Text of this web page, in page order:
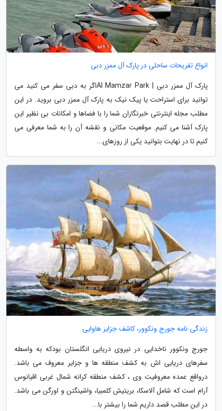
انواع تفریحات ساحلی در پارک آل ممزر دبی
پارک آل ممزر دبی | Al Mamzar Parkاگر به دبی سفر می کنید می
توانید برای استراحت یا پیک نیک به پارک آل ممزر دبی بروید. در این
مطلب مجله اینترنتی خبرنگاران شما را با فضاها و امکانات بی نظیر این
پارک آشنا می کنیم. موقعیت مکانی و نقشه آن را به شما معرفی می
کنیم تا در نهایت بتوانید یکی از روزهای...
زندگی نامه جورج ونکوور، کاشف جزایر هاوایی
جورج ونکوور ناخدایی در نیروی دریایی انگلستان بودکه به واسطه
سفرهای دریایی اش به کشف منطقه ها و جزایر معروف می باشد.
درواقع عمده معروفیت وی ، کشف منطقه کرانه شمال غربی اقیانوس
آرام است که شامل آلاسکا، بریتیش کلمبیا، واشینگتن و اورگن می باشد.
در این مطلب قصد داریم شما را بیشتر با...